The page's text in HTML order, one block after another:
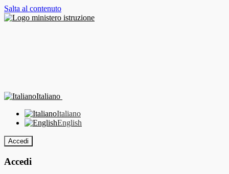
Salta al contenuto
Italiano
Italiano
English
Accedi
Accedi